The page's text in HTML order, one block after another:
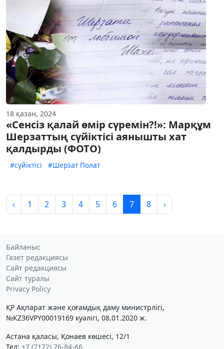
18 қазан, 2024
«Сенсіз қалай өмір сүремін?!»: Марқұм
Шерзаттың сүйіктісі аянышты хат
қалдырды (ФОТО)
#сүйіктісі #Шерзат Полат
‹ 1 2 3 4 5 6 7 8 ›
Байланыс
Газет редакциясы
Сайт редакциясы
Сайт туралы
Privacy Policy
ҚР Ақпарат және қоғамдық даму министрлігі,
№KZ36VPY00019169 куәлігі, 08.01.2020 ж.
Астана қаласы, Қонаев көшесі, 12/1
Тел: +7 (7172) 76-84-66